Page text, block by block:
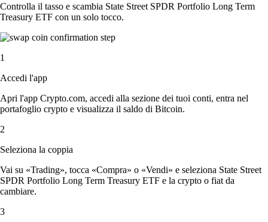
Controlla il tasso e scambia State Street SPDR Portfolio Long Term
Treasury ETF con un solo tocco.
1
Accedi l'app
Apri l'app Crypto.com, accedi alla sezione dei tuoi conti, entra nel
portafoglio crypto e visualizza il saldo di Bitcoin.
2
Seleziona la coppia
Vai su «Trading», tocca «Compra» o «Vendi» e seleziona State Street
SPDR Portfolio Long Term Treasury ETF e la crypto o fiat da
cambiare.
3